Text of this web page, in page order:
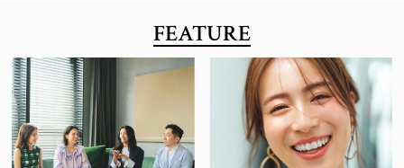
FEATURE